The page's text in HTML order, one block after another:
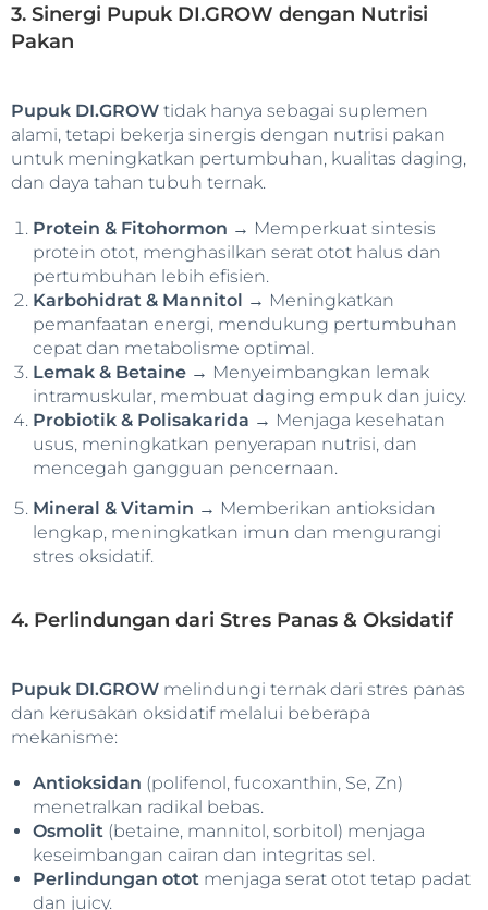
3. Sinergi Pupuk DI.GROW dengan Nutrisi
Pakan
Pupuk DI.GROW tidak hanya sebagai suplemen
alami, tetapi bekerja sinergis dengan nutrisi pakan
untuk meningkatkan pertumbuhan, kualitas daging,
dan daya tahan tubuh ternak.
Protein & Fitohormon → Memperkuat sintesis
protein otot, menghasilkan serat otot halus dan
pertumbuhan lebih efisien.
Karbohidrat & Mannitol → Meningkatkan
pemanfaatan energi, mendukung pertumbuhan
cepat dan metabolisme optimal.
Lemak & Betaine → Menyeimbangkan lemak
intramuskular, membuat daging empuk dan juicy.
Probiotik & Polisakarida → Menjaga kesehatan
usus, meningkatkan penyerapan nutrisi, dan
mencegah gangguan pencernaan.
Mineral & Vitamin → Memberikan antioksidan
lengkap, meningkatkan imun dan mengurangi
stres oksidatif.
4. Perlindungan dari Stres Panas & Oksidatif
Pupuk DI.GROW melindungi ternak dari stres panas
dan kerusakan oksidatif melalui beberapa
mekanisme:
Antioksidan (polifenol, fucoxanthin, Se, Zn)
menetralkan radikal bebas.
Osmolit (betaine, mannitol, sorbitol) menjaga
keseimbangan cairan dan integritas sel.
Perlindungan otot menjaga serat otot tetap padat
dan juicy.